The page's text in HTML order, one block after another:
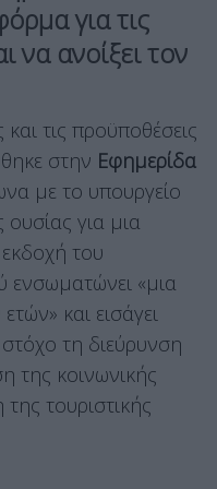
για τις
να ανοίξει τον
τις προϋποθέσεις
στην Εφημερίδα
με το υπουργείο
ουσίας για μια
του
«μια
και εισάγει
τη διεύρυνση
της κοινωνικής
τουριστικής